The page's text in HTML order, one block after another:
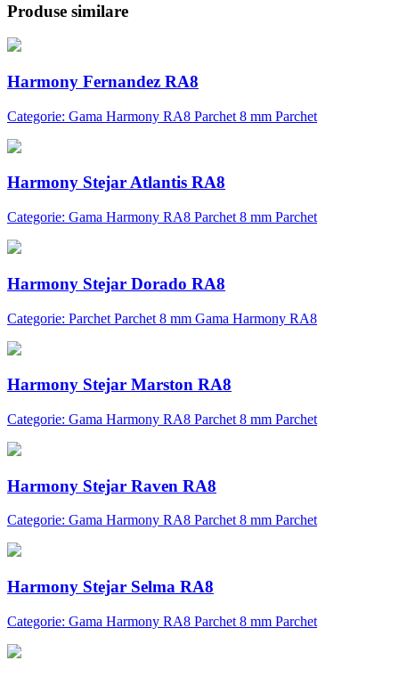
Produse similare
Harmony Fernandez RA8
Categorie: Gama Harmony RA8 Parchet 8 mm Parchet
Harmony Stejar Atlantis RA8
Categorie: Gama Harmony RA8 Parchet 8 mm Parchet
Harmony Stejar Dorado RA8
Categorie: Parchet Parchet 8 mm Gama Harmony RA8
Harmony Stejar Marston RA8
Categorie: Gama Harmony RA8 Parchet 8 mm Parchet
Harmony Stejar Raven RA8
Categorie: Gama Harmony RA8 Parchet 8 mm Parchet
Harmony Stejar Selma RA8
Categorie: Gama Harmony RA8 Parchet 8 mm Parchet